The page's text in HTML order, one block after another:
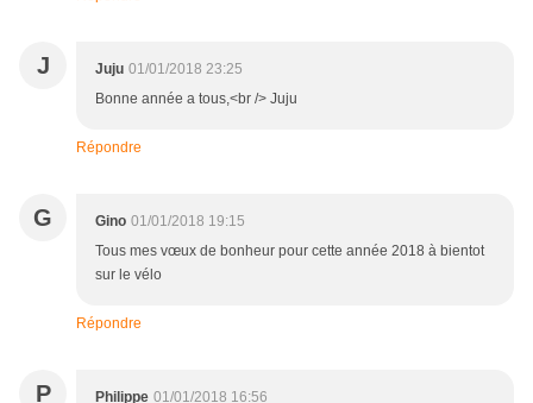
J Juju 01/01/2018 23:25
Bonne année a tous,<br /> Juju
Répondre
G Gino 01/01/2018 19:15
Tous mes vœux de bonheur pour cette année 2018 à bientot
sur le vélo
Répondre
P Philippe 01/01/2018 16:56